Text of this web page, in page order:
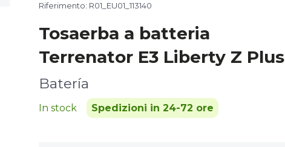
Riferimento: R01_EU01_113140
Tosaerba a batteria
Terrenator E3 Liberty Z Plus
Batería
In stock Spedizioni in 24-72 ore